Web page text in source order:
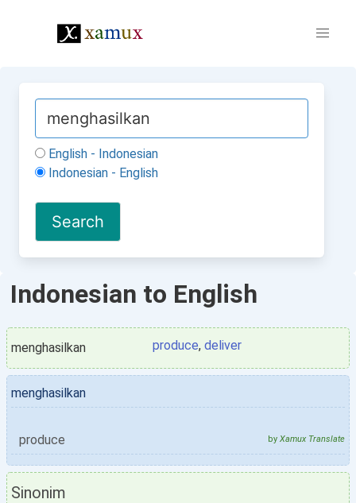
English - Indonesian
Indonesian - English
Indonesian to English
menghasilkan produce, deliver
menghasilkan
produce by Xamux Translate
Sinonim